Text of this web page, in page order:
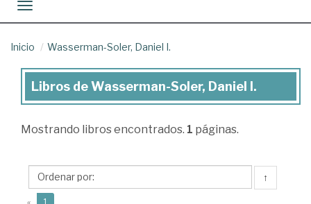
Toggle navigation
Inicio Wasserman-Soler, Daniel I.
Libros
Wasserman-
Daniel
I.
Libros de Wasserman-Soler, Daniel I.
Mostrando libros encontrados. 1 páginas.
↑